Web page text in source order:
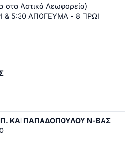
Αστικά Λεωφορεία)
& 5:30 ΑΠΟΓΕΥΜΑ - 8 ΠΡΩΙ
ΚΑΙ ΠΑΠΑΔΟΠΟΥΛΟΥ Ν-ΒΑΣ